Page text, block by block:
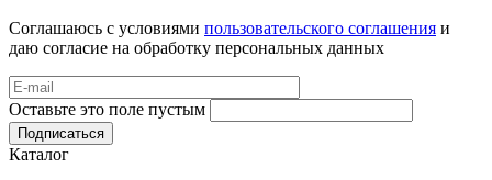
Соглашаюсь с условиями пользовательского соглашения и
даю согласие на обработку персональных данных
Оставьте это поле пустым
Подписаться
Каталог